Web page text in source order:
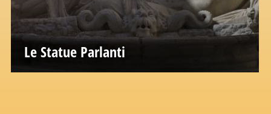
Le Statue Parlanti